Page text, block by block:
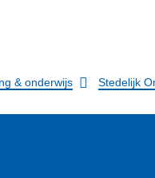
& onderwijs Stedelijk